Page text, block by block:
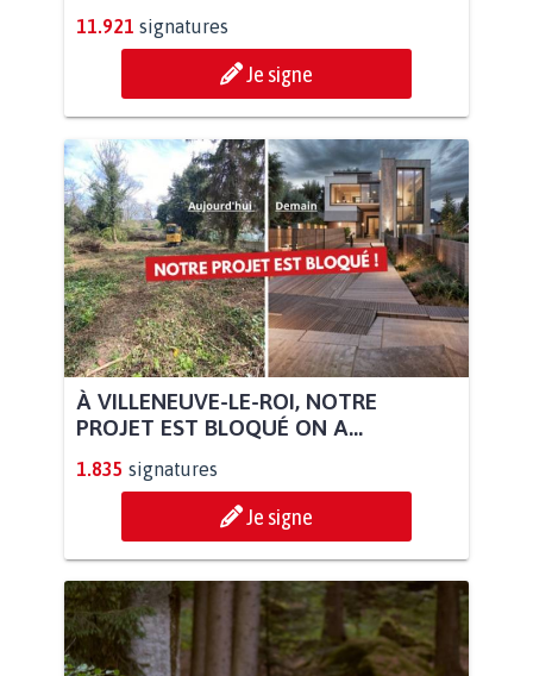
11.921 signatures
Je signe
À VILLENEUVE-LE-ROI, NOTRE
PROJET EST BLOQUÉ ON A...
1.835 signatures
Je signe